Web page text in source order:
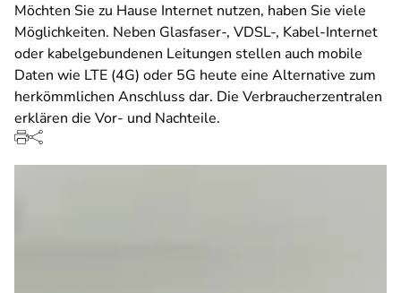
Möchten Sie zu Hause Internet nutzen, haben Sie viele
Möglichkeiten. Neben Glasfaser-, VDSL-, Kabel-Internet
oder kabelgebundenen Leitungen stellen auch mobile
Daten wie LTE (4G) oder 5G heute eine Alternative zum
herkömmlichen Anschluss dar. Die Verbraucherzentralen
erklären die Vor- und Nachteile.